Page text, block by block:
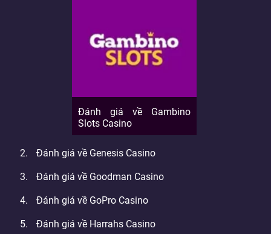
Đánh giá về Gambino
Slots Casino
Đánh giá về Genesis Casino
Đánh giá về Goodman Casino
Đánh giá về GoPro Casino
Đánh giá về Harrahs Casino